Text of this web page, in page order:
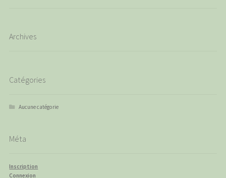
Archives
Catégories
Aucune catégorie
Méta
Inscription
Connexion